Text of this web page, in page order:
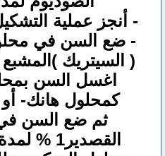
- أنجز عملية
- ضع السن في
اغسل السن
كمحلول هانك-
ثم ضع السن